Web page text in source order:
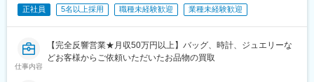
駅、牛田駅(東京都)、板橋区役所前駅、京王八王子駅、北品川駅、
赤羽岩淵駅、新宿駅(東京メトロ)、東池袋駅、不動前駅、住吉駅
駅、三越前駅、二重橋前駅、桜街道駅、京成船橋駅、京成千葉
駅、北習志野駅、野田市駅、京成成田駅、仲ノ町駅、逸見駅、新
正社員 5名以上採用 職種未経験歓迎 業種未経験歓迎
仕事内容
【完全反響営業★月収50万円以上】バッグ、時計、ジュエリーな
どお客様からご依頼いただいたお品物の買取